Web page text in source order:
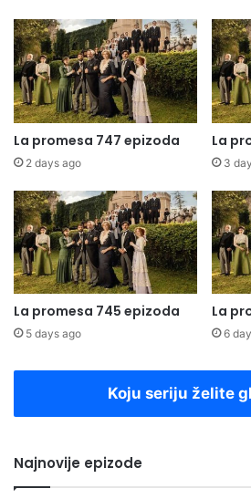
La promesa 747 epizoda
2 days ago
La
3
La promesa 745 epizoda
5 days ago
La
6
Koju seriju želite
Najnovije epizode